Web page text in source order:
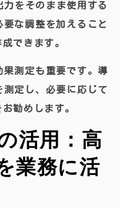
をそのまま使用する
な調整を加えること
できます。
測定も重要です。導
測定し、必要に応じて
勧めします。
活用：高
業務に活